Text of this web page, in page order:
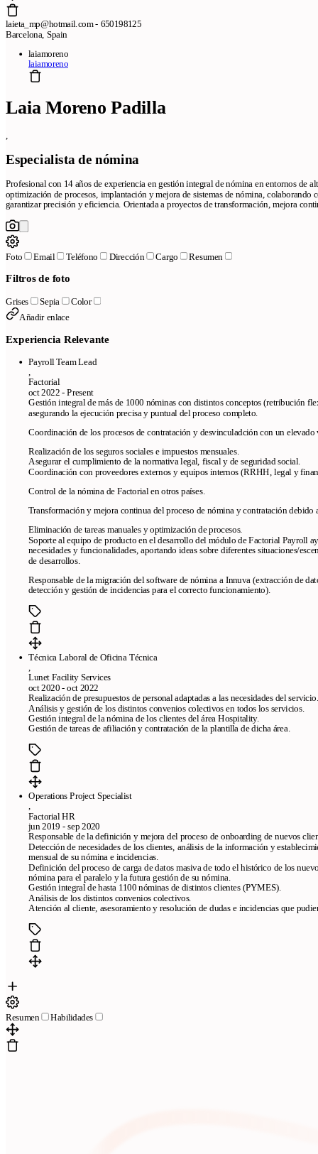
laieta_mp@hotmail.com - 650198125
Barcelona, Spain
laiamoreno
laiamoreno
Laia Moreno Padilla
Especialista de nómina
Profesional con 14 años de experiencia en gestión integral de nómina en entornos de
optimización de procesos, implantación y mejora de sistemas de nómina, colaborando
garantizar precisión y eficiencia. Orientada a proyectos de transformación, mejora
Foto Email Teléfono Dirección Cargo Resumen
Filtros de foto
Grises Sepia Color
Añadir enlace
Experiencia Relevante
Payroll Team Lead
Factorial
oct 2022 - Present
Gestión integral de más de 1000 nóminas con distintos conceptos (retribución
asegurando la ejecución precisa y puntual del proceso completo.
Coordinación de los procesos de contratación y desvinculadción con un
Realización de los seguros sociales e impuestos mensuales.
Asegurar el cumplimiento de la normativa legal, fiscal y de seguridad social.
Coordinación con proveedores externos y equipos internos (RRHH, legal y
Control de la nómina de Factorial en otros países.
Transformación y mejora continua del proceso de nómina y contratación debido
Eliminación de tareas manuales y optimización de procesos.
Soporte al equipo de producto en el desarrollo del módulo de Factorial Payroll
necesidades y funcionalidades, aportando ideas sobre diferentes situaciones/
de desarrollos.
Responsable de la migración del software de nómina a Innuva (extracción de
detección y gestión de incidencias para el correcto funcionamiento).
Técnica Laboral de Oficina Técnica
Lunet Facility Services
oct 2020 - oct 2022
Realización de presupuestos de personal adaptadas a las necesidades del servicio.
Análisis y gestión de los distintos convenios colectivos en todos los servicios.
Gestión integral de la nómina de los clientes del área Hospitality.
Gestión de tareas de afiliación y contratación de la plantilla de dicha área.
Operations Project Specialist
Factorial HR
jun 2019 - sep 2020
Responsable de la definición y mejora del proceso de onboarding de nuevos
Detección de necesidades de los clientes, análisis de la información y
mensual de su nómina e incidencias.
Definición del proceso de carga de datos masiva de todo el histórico de los
nómina para el paralelo y la futura gestión de su nómina.
Gestión integral de hasta 1100 nóminas de distintos clientes (PYMES).
Análisis de los distintos convenios colectivos.
Atención al cliente, asesoramiento y resolución de dudas e incidencias que
Resumen Habilidades
Free resume templates ATS-friendly templates Best resume maker
online Frequently asked questions Resume creator from LinkedIn
We review your resume in 24 hours
Company
About CandyCV
436f6e74616374
Terms of Service Privacy policy Cookie policy
Copyright © 2026